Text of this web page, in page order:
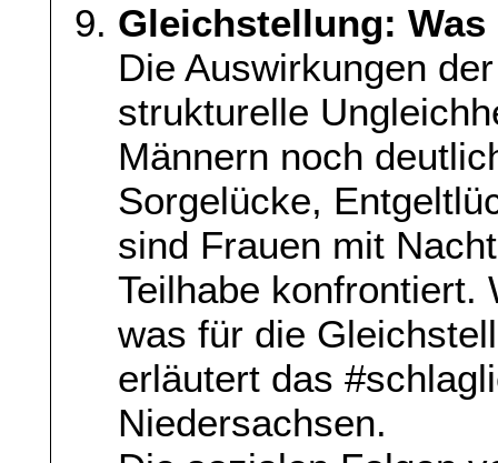
Gleichstellung:
Die Auswirkungen
strukturelle
Männern noch
Sorgelücke,
sind Frauen mit
Teilhabe konfrontiert.
was für die
erläutert das
Niedersachsen.